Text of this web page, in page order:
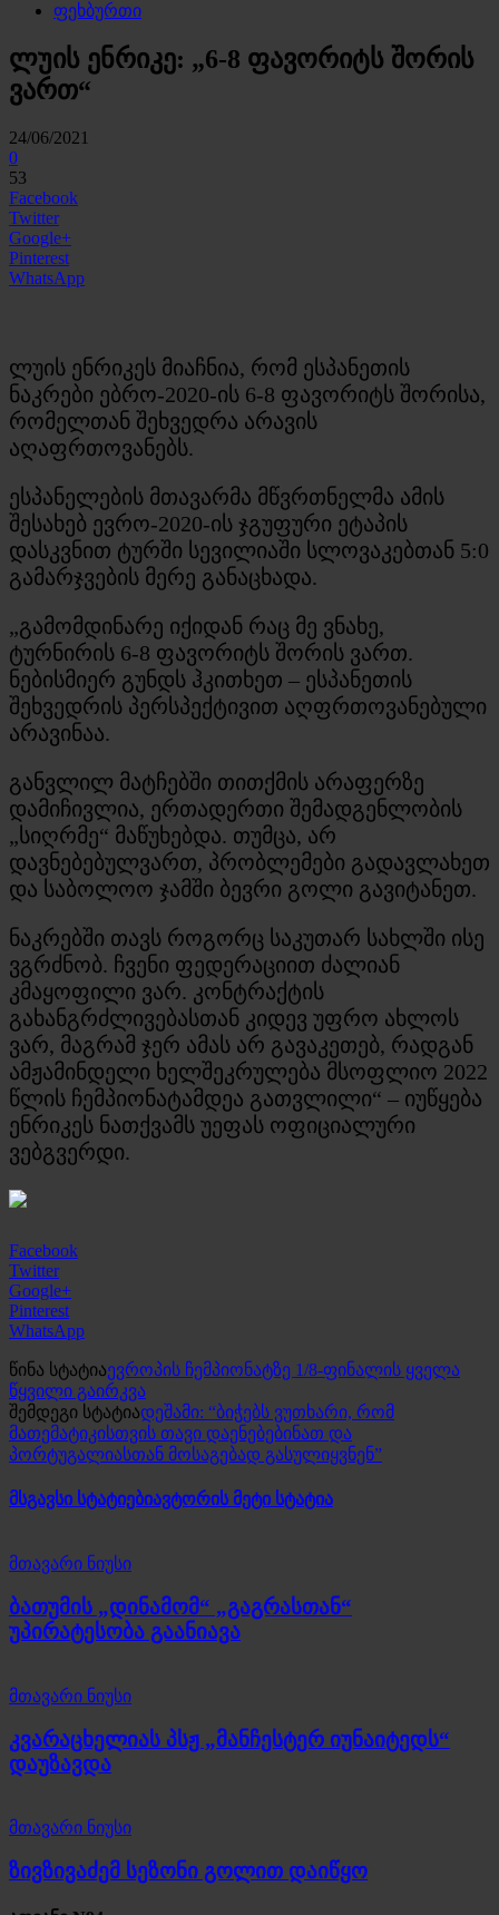
ფეხბურთი
ლუის ენრიკე: „6-8 ფავორიტს შორის
ვართ“
24/06/2021
0
53
Facebook
Twitter
Google+
Pinterest
WhatsApp
ლუის ენრიკეს მიაჩნია, რომ ესპანეთის
ნაკრები ებრო-2020-ის 6-8 ფავორიტს შორისა,
რომელთან შეხვედრა არავის
აღაფრთოვანებს.
ესპანელების მთავარმა მწვრთნელმა ამის
შესახებ ევრო-2020-ის ჯგუფური ეტაპის
დასკვნით ტურში სევილიაში სლოვაკებთან 5:0
გამარჯვების მერე განაცხადა.
„გამომდინარე იქიდან რაც მე ვნახე,
ტურნირის 6-8 ფავორიტს შორის ვართ.
ნებისმიერ გუნდს ჰკითხეთ – ესპანეთის
შეხვედრის პერსპექტივით აღფრთოვანებული
არავინაა.
განვლილ მატჩებში თითქმის არაფერზე
დამიჩივლია, ერთადერთი შემადგენლობის
„სიღრმე“ მაწუხებდა. თუმცა, არ
დავნებებულვართ, პრობლემები გადავლახეთ
და საბოლოო ჯამში ბევრი გოლი გავიტანეთ.
ნაკრებში თავს როგორც საკუთარ სახლში ისე
ვგრძნობ. ჩვენი ფედერაციით ძალიან
კმაყოფილი ვარ. კონტრაქტის
გახანგრძლივებასთან კიდევ უფრო ახლოს
ვარ, მაგრამ ჯერ ამას არ გავაკეთებ, რადგან
ამჟამინდელი ხელშეკრულება მსოფლიო 2022
წლის ჩემპიონატამდეა გათვლილი“ – იუწყება
ენრიკეს ნათქვამს უეფას ოფიციალური
ვებგვერდი.
Facebook
Twitter
Google+
Pinterest
WhatsApp
წინა სტატიაევროპის ჩემპიონატზე 1/8-ფინალის ყველა
წყვილი გაირკვა
შემდეგი სტატიადეშამი: “ბიჭებს ვუთხარი, რომ
მათემატიკისთვის თავი დაენებებინათ და
პორტუგალიასთან მოსაგებად გასულიყვნენ”
მსგავსი სტატიებიავტორის მეტი სტატია
მთავარი ნიუსი
ბათუმის „დინამომ“ „გაგრასთან“
უპირატესობა გაანიავა
მთავარი ნიუსი
კვარაცხელიას პსჟ „მანჩესტერ იუნაიტედს“
დაუზავდა
მთავარი ნიუსი
ზივზივაძემ სეზონი გოლით დაიწყო